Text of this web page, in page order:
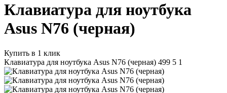
Клавиатура для ноутбука
Asus N76 (черная)
Купить в 1 клик
Клавиатура для ноутбука Asus N76 (черная) 499 5 1